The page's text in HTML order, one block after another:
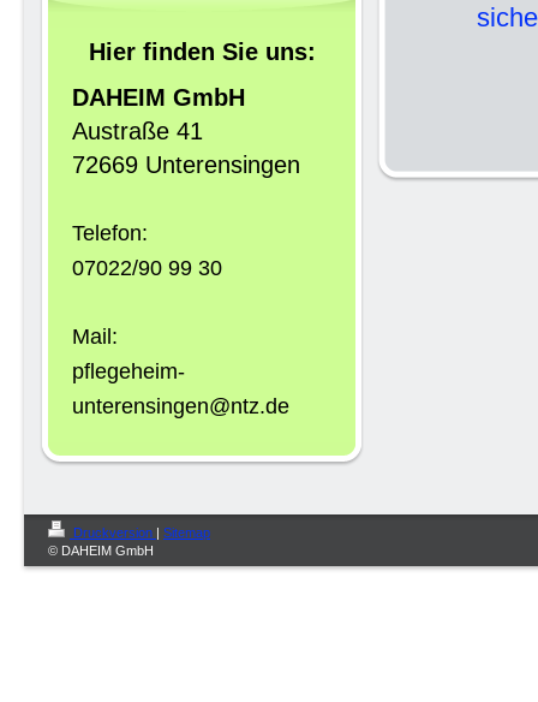
Hier finden Sie uns:
DAHEIM GmbH
Austraße 41
72669 Unterensingen
Telefon:
07022/90 99 30
Mail:
pflegeheim-
unterensingen@ntz.de
Druckversion | Sitemap
© DAHEIM GmbH